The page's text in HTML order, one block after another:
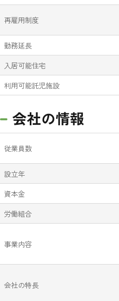
再雇用制度
勤務延長
入居可能住宅
利用可能託児施設
会社の情報
従業員数
設立年
資本金
労働組合
事業内容
会社の特長